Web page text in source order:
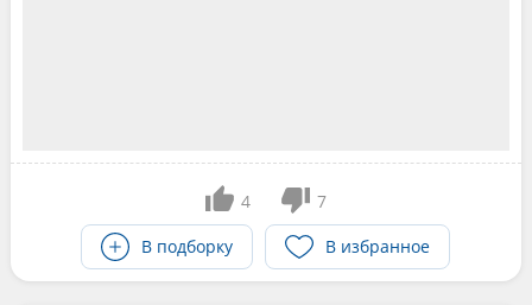
4
7
В подборку
В избранное